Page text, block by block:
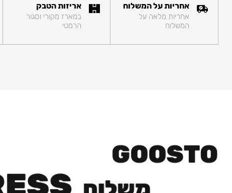
אחריות על המשלוח
אחריות מלאה על
המשלוח
אריזות הטבק
במארז מקורי וסגור
הרמטי